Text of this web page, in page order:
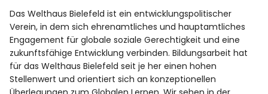
Diese Seite
Kontakt
Das Welthaus Bielefeld ist ein entwicklungspolitischer
Verein, in dem sich ehrenamtliches und hauptamtliches
Engagement für globale soziale Gerechtigkeit und eine
zukunftsfähige Entwicklung verbinden. Bildungsarbeit hat
für das Welthaus Bielefeld seit je her einen hohen
Stellenwert und orientiert sich an konzeptionellen